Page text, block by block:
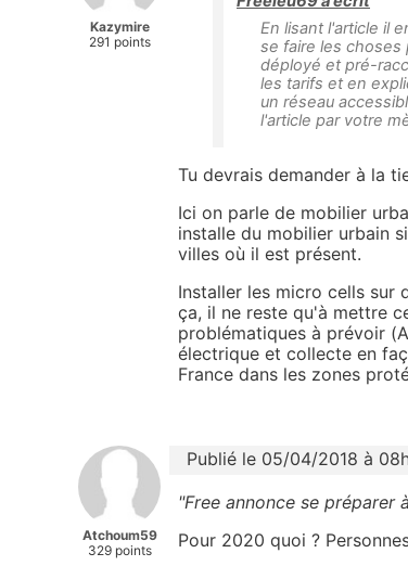
Kazymire
291 points
En lisant l'article il
se faire les choses
déployé et pré-
les tarifs et en
un réseau
l'article par votre
Tu devrais demander à la
Ici on parle de mobilier
installe du mobilier urbain
villes où il est présent.
Installer les micro cells sur
ça, il ne reste qu'à mettre
problématiques à prévoir
électrique et collecte en
France dans les zones
Atchoum59
329 points
Publié le 05/04/2018 à
"Free annonce se préparer
Pour 2020 quoi ?